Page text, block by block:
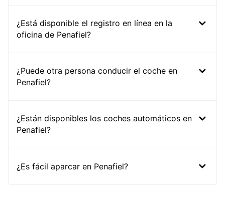
¿Está disponible el registro en línea en la
oficina de Penafiel?
¿Puede otra persona conducir el coche en
Penafiel?
¿Están disponibles los coches automáticos en
Penafiel?
¿Es fácil aparcar en Penafiel?